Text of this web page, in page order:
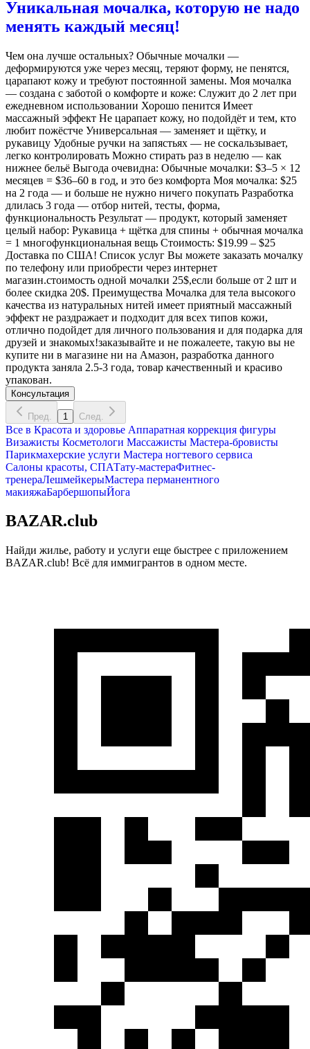
Уникальная мочалка, которую не надо
менять каждый месяц!
Чем она лучше остальных? Обычные мочалки —
деформируются уже через месяц, теряют форму, не пенятся,
царапают кожу и требуют постоянной замены. Моя мочалка
— создана с заботой о комфорте и коже: Служит до 2 лет при
ежедневном использовании Хорошо пенится Имеет
массажный эффект Не царапает кожу, но подойдёт и тем, кто
любит пожёстче Универсальная — заменяет и щётку, и
рукавицу Удобные ручки на запястьях — не соскальзывает,
легко контролировать Можно стирать раз в неделю — как
нижнее бельё Выгода очевидна: Обычные мочалки: $3–5 × 12
месяцев = $36–60 в год, и это без комфорта Моя мочалка: $25
на 2 года — и больше не нужно ничего покупать Разработка
длилась 3 года — отбор нитей, тесты, форма,
функциональность Результат — продукт, который заменяет
целый набор: Рукавица + щётка для спины + обычная мочалка
= 1 многофункциональная вещь Стоимость: $19.99 – $25
Доставка по США! Список услуг Вы можете заказать мочалку
по телефону или приобрести через интернет
магазин.стоимость одной мочалки 25$,если больше от 2 шт и
более скидка 20$. Преимущества Мочалка для тела высокого
качества из натуральных нитей имеет приятный массажный
эффект не раздражает и подходит для всех типов кожи,
отлично подойдет для личного пользования и для подарка для
друзей и знакомых!заказывайте и не пожалеете, такую вы не
купите ни в магазине ни на Амазон, разработка данного
продукта заняла 2.5-3 года, товар качественный и красиво
упакован.
Консультация
Пред. 1 След.
Все в Красота и здоровье Аппаратная коррекция фигуры
Визажисты Косметологи Массажисты Мастера-бровисты
Парикмахерские услуги Мастера ногтевого сервиса
Салоны красоты, СПАТату-мастераФитнес-
тренераЛешмейкерыМастера перманентного
макияжаБарбершопыЙога
BAZAR.club
Найди жилье, работу и услуги еще быстрее с приложением
BAZAR.club! Всё для иммигрантов в одном месте.